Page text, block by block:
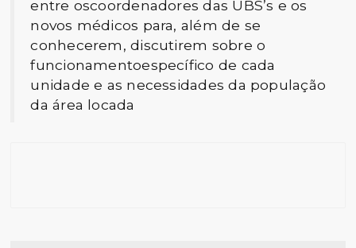
entre oscoordenadores das UBS’s e os
novos médicos para, além de se
conhecerem, discutirem sobre o
funcionamentoespecífico de cada
unidade e as necessidades da população
da área locada